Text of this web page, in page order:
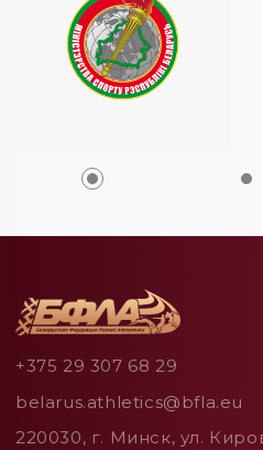
+375 29 307 68 29
belarus.athletics@bfla.eu
220030, г. Минск, ул.